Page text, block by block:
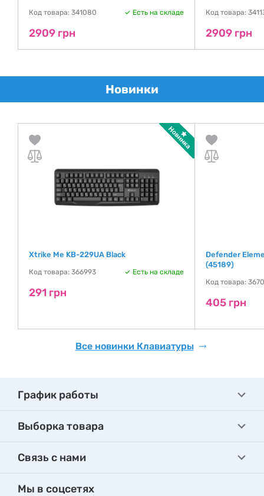
Код товара: 341080 Есть на складе
2909 грн
Код товара:
2909 грн
Новинки
Xtrike Me KB-229UA Black
Код товара: 366993 Есть на складе
291 грн
Defender
(45189)
Код товара:
405 грн
Все новинки Клавиатуры
График работы
Выборка товара
Связь с нами
Мы в соцсетях